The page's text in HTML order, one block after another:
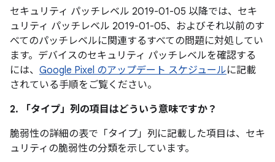
セキュリティ パッチレベル 2019-01-05 以降では、セキ
ュリティ パッチレベル 2019-01-05、およびそれ以前のす
べてのパッチレベルに関連するすべての問題に対処してい
ます。デバイスのセキュリティ パッチレベルを確認する
には、 Google Pixel のアップデート スケジュールに記載
されている手順をご覧ください。
2. 「タイプ」 列の項目はどういう意味ですか？
脆弱性の詳細の表で「タイプ」 列に記載した項目は、セキ
ュリティの脆弱性の分類を示しています。